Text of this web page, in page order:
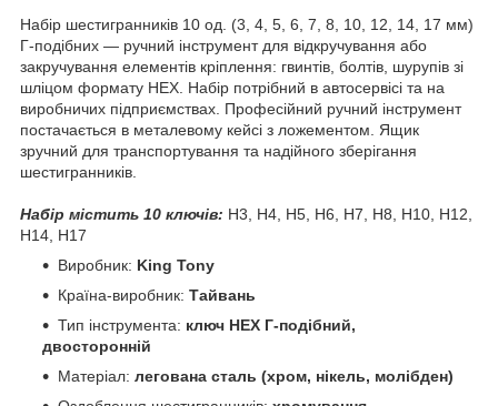
Набір шестигранників 10 од. (3, 4, 5, 6, 7, 8, 10, 12, 14, 17 мм)
Г-подібних — ручний інструмент для відкручування або
закручування елементів кріплення: гвинтів, болтів, шурупів зі
шліцом формату HEX. Набір потрібний в автосервісі та на
виробничих підприємствах. Професійний ручний інструмент
постачається в металевому кейсі з ложементом. Ящик
зручний для транспортування та надійного зберігання
шестигранників.
Набір містить 10 ключів: H3, H4, H5, H6, H7, H8, H10, H12,
H14, H17
Виробник: King Tony
Країна-виробник: Тайвань
Тип інструмента: ключ HEX Г-подібний,
двосторонній
Матеріал: легована сталь (хром, нікель, молібден)